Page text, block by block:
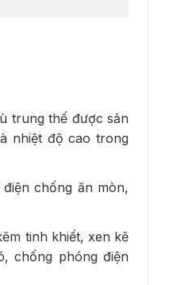
trung thế được sản
nhiệt độ cao trong
chống ăn mòn,
tinh khiết, xen kẽ
chống phóng điện